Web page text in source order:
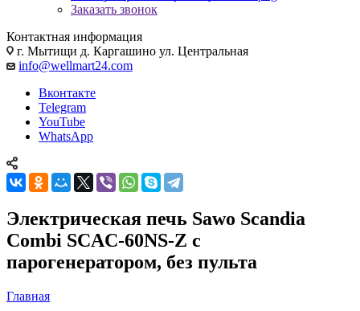
Заказать звонок
Контактная информация
г. Мытищи д. Каргашино ул. Центральная
info@wellmart24.com
Вконтакте
Telegram
YouTube
WhatsApp
Электрическая печь Sawo Scandia
Combi SCAC-60NS-Z с
парогенератором, без пульта
Главная